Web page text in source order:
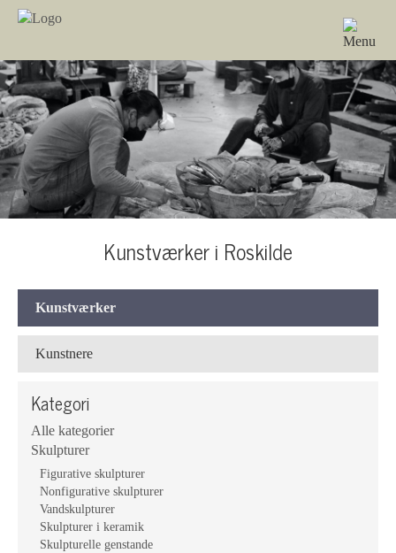
Kunstværker i Roskilde
Kunstværker
Kunstnere
Kategori
Alle kategorier
Skulpturer
Figurative skulpturer
Nonfigurative skulpturer
Vandskulpturer
Skulpturer i keramik
Skulpturelle genstande